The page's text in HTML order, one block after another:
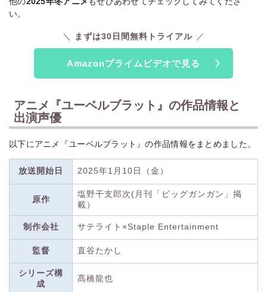
い。
まずは30日間無料トライアル
Amazonプライムビデオで見る
アニメ『ユーベルブラット』の作品情報と
出演声優
以下にアニメ『ユーベルブラット』の作品情報をまとめました。
放送開始日 2025年1月10日（金）
原作
塩野干支郎次(月刊「ビッグガンガン」掲
載）
制作会社 サテライト×Staple Entertainment
監督 直谷たかし
シリーズ構
成
髙橋龍也